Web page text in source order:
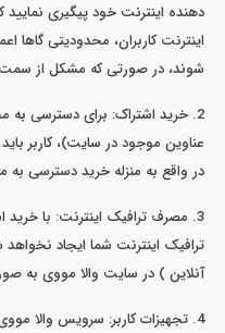
دهنده اینترنت خود پیگیری
اینترنت کاربران، محدودیتی
شوند، در صورتی که مشکل از
2. خرید اشتراک: برای دسترسی به
عناوین موجود در سایت)، کاربر
در واقع به منزله خرید دسترسی
3. مصرف ترافیک اینترنت: با
ترافیک اینترنت شما ایجاد
آنلاین ) در سایت والا مووی به
4. تجهیزات کاربر: سرویس والا